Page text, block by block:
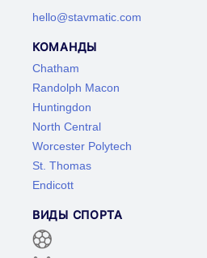
hello@stavmatic.com
КОМАНДЫ
Chatham
Randolph Macon
Huntingdon
North Central
Worcester Polytech
St. Thomas
Endicott
ВИДЫ СПОРТА